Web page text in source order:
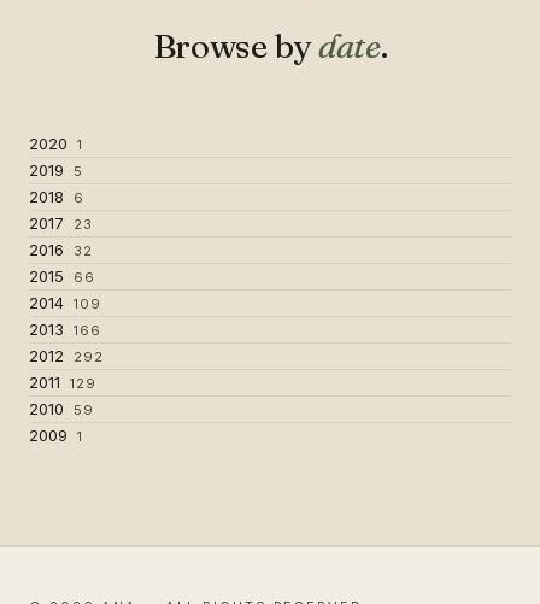
Browse bydate.
2020 1
2019 5
2018 6
2017 23
2016 32
2015 66
2014 109
2013 166
2012 292
2011 129
2010 59
2009 1